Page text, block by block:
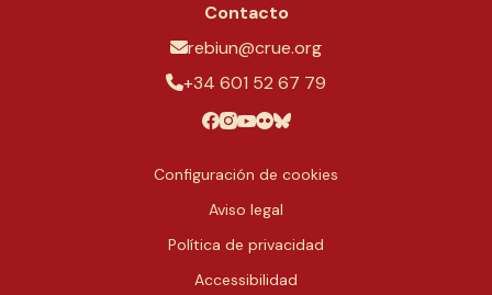
Contacto
rebiun@crue.org
+34 601 52 67 79
Configuración de cookies
Aviso legal
Política de privacidad
Accessibilidad